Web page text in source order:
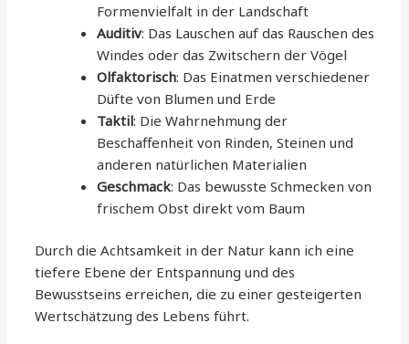
Formenvielfalt in der Landschaft
Auditiv: Das Lauschen auf das Rauschen des
Windes oder das Zwitschern der Vögel
Olfaktorisch: Das Einatmen verschiedener
Düfte von Blumen und Erde
Taktil: Die Wahrnehmung der
Beschaffenheit von Rinden, Steinen und
anderen natürlichen Materialien
Geschmack: Das bewusste Schmecken von
frischem Obst direkt vom Baum
Durch die Achtsamkeit in der Natur kann ich eine
tiefere Ebene der Entspannung und des
Bewusstseins erreichen, die zu einer gesteigerten
Wertschätzung des Lebens führt.